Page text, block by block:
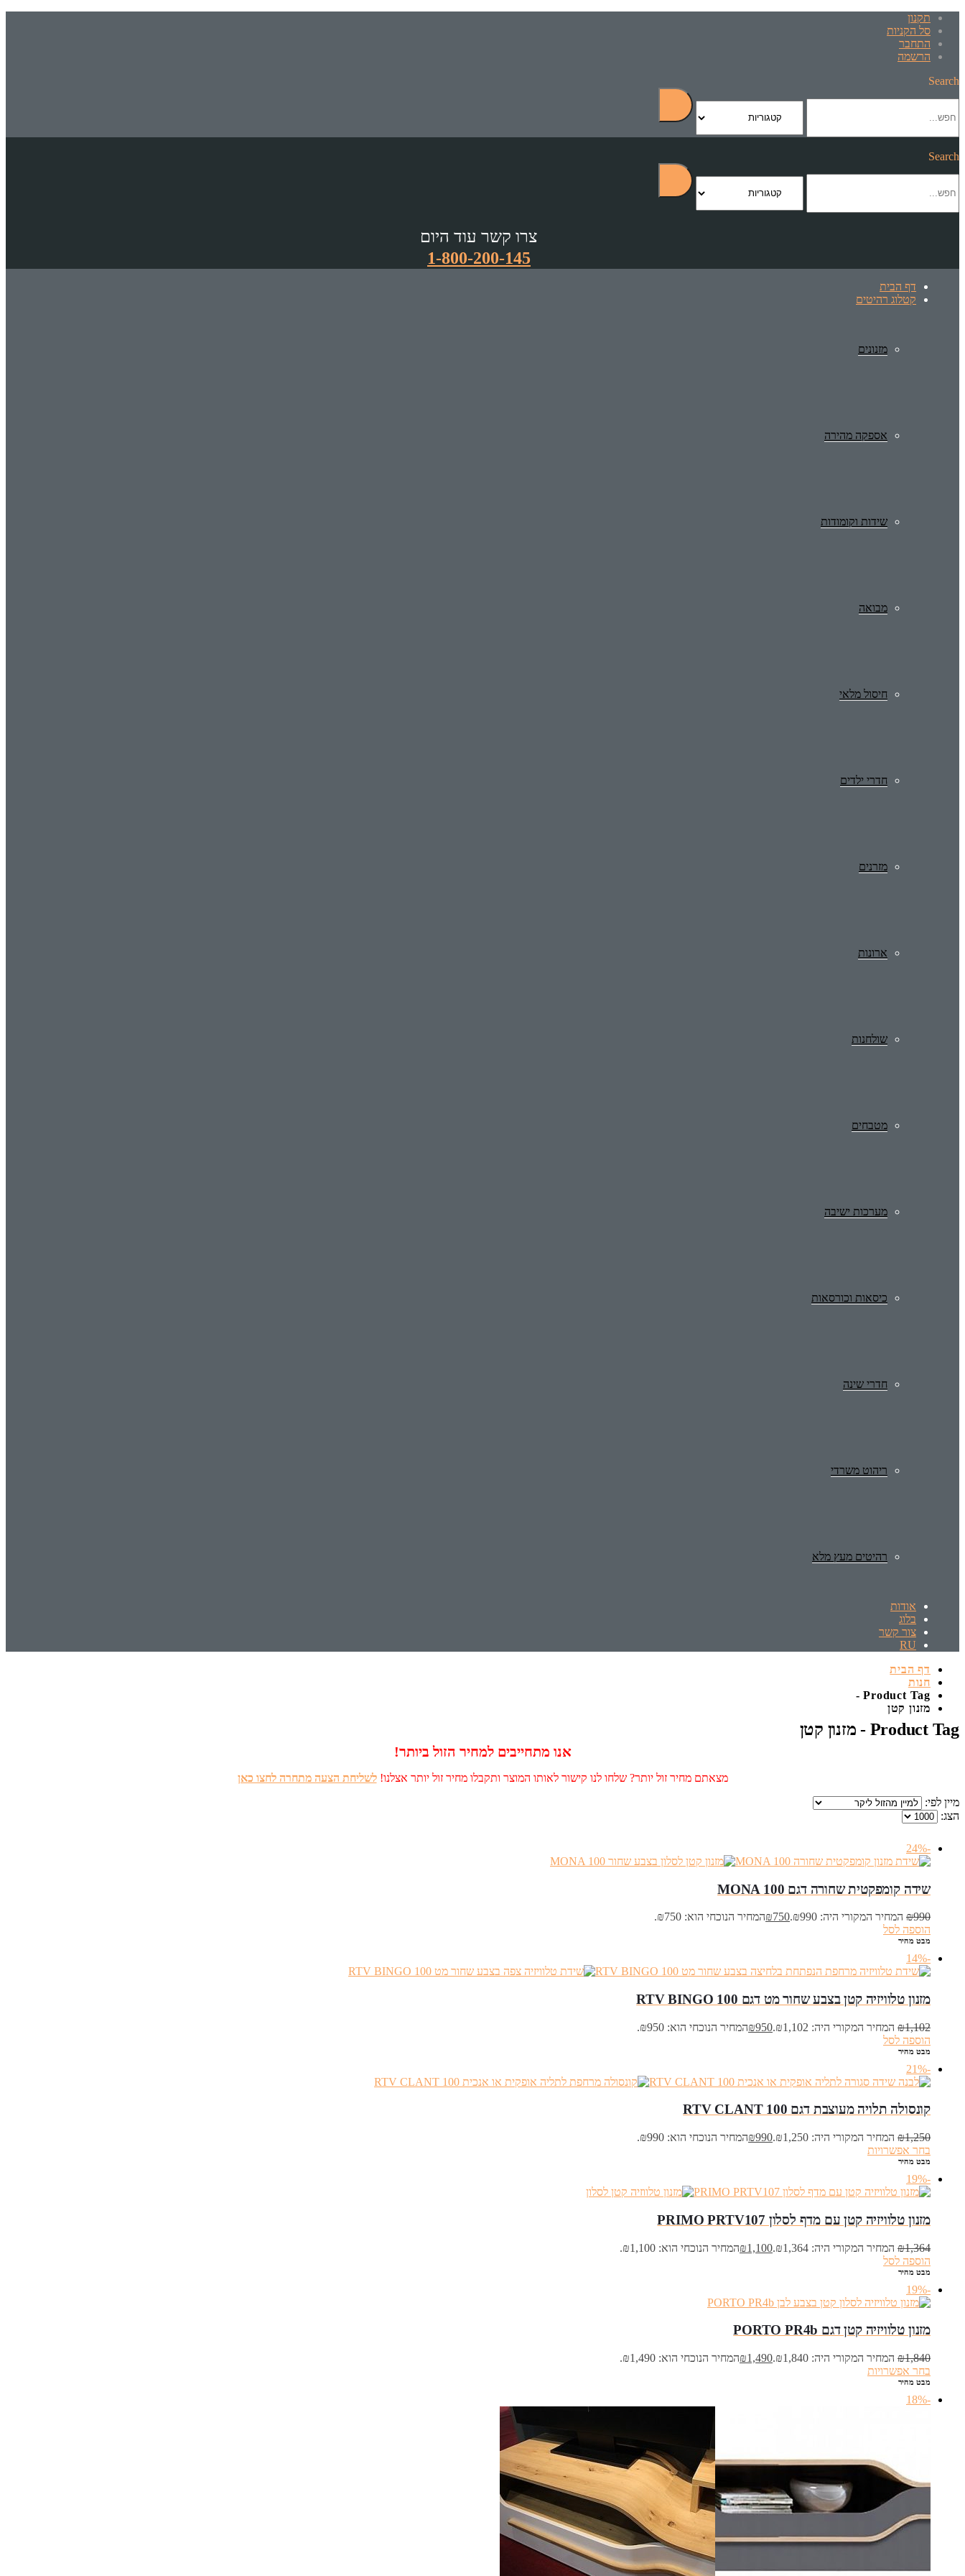
תקנון
סל הקניות
התחבר
הרשמה
Search
Search
צרו קשר עוד היום
1-800-200-145
דף הבית
קטלוג רהיטים
מזנונים
אספקה מהירה
שידות וקומודות
מבואה
חיסול מלאי
חדרי ילדים
מזרנים
ארונות
שולחנות
מטבחים
מערכות ישיבה
כיסאות וכורסאות
חדרי שינה
ריהוט משרדי
רהיטים מעץ מלא
אודות
בלוג
צור קשר
RU
דף הבית
חנות
Product Tag -
מזנון קטן
Product Tag - מזנון קטן
אנו מתחייבים למחיר הזול ביותר!
מצאתם מחיר זול יותר? שלחו לנו קישור לאותו המוצר ותקבלו מחיר זול יותר אצלנו!לשליחת הצעה מתחרה לחצו כאן
מיין לפי:
הצג:
-24%
שידה קומפקטית שחורה דגם MONA 100
₪990 המחיר המקורי היה: ₪990. ₪750
המחיר הנוכחי הוא: ₪750.
הוספה לסל
מבט מהיר
-14%
מזנון טלוויזיה קטן בצבע שחור מט דגם RTV BINGO 100
₪1,102 המחיר המקורי היה: ₪1,102. ₪950
המחיר הנוכחי הוא: ₪950.
הוספה לסל
מבט מהיר
-21%
קונסולה תלויה מעוצבת דגם RTV CLANT 100
₪1,250 המחיר המקורי היה: ₪1,250. ₪990
המחיר הנוכחי הוא: ₪990.
בחר אפשרויות
מבט מהיר
-19%
מזנון טלוויזיה קטן עם מדף לסלון PRIMO PRTV107
₪1,364 המחיר המקורי היה: ₪1,364. ₪1,100
המחיר הנוכחי הוא: ₪1,100.
הוספה לסל
מבט מהיר
-19%
מזנון טלוויזיה קטן דגם PORTO PR4b
₪1,840 המחיר המקורי היה: ₪1,840. ₪1,490
המחיר הנוכחי הוא: ₪1,490.
בחר אפשרויות
מבט מהיר
-18%